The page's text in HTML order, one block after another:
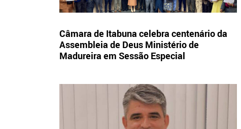
Câmara de Itabuna celebra centenário da
Assembleia de Deus Ministério de
Madureira em Sessão Especial